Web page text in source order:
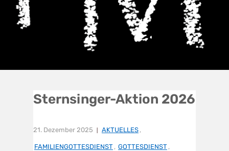
Sternsinger-Aktion 2026
21. Dezember 2025 AKTUELLES ,
FAMILIENGOTTESDIENST , GOTTESDIENST ,